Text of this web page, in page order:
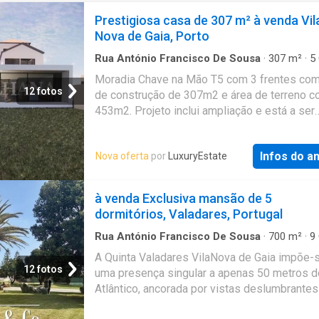
12 fotos
Prestigiosa casa de 307 m² à venda
Nova de Gaia, Porto
Rua António Francisco De Sousa · 307 m² · 5
Piscina
Moradia Chave na Mão T5 com 3 frentes
de construção de 307m2 e área de terreno
453m2. Projeto inclui ampliação e está a ser
frontal e laterais em pedra sendo
visualizadas em parte no interior da casa.
estão distribuídos por meios pisos
das escadas. Com orientação solar nascente,
poente Contraste e requinte do clássico com
moderno, no piso -0,5 (meio piso abaixo do
temos a entrada principal da casa com as
estar e jantar e cozinha em open plan,
com o wc social, sendo que na sala
pedra terminando na cozinha ensolarada toda
Nova oferta por LuxuryEstate Infos do
12 fotos
à venda Exclusiva mansão de 5
dormitórios, Valadares, Portugal
Rua António Francisco De Sousa · 700 m² · 9
·Sala multiuso
A Quinta Valadares VilaNova de Gaia impõe-
uma presença singular a apenas 50 metros
Atlântico, ancorada por vistas deslumbrantes